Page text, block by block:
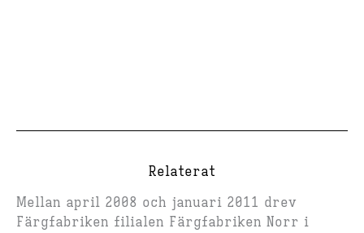
Relaterat
Mellan april 2008 och januari 2011 drev
Färgfabriken filialen Färgfabriken Norr i